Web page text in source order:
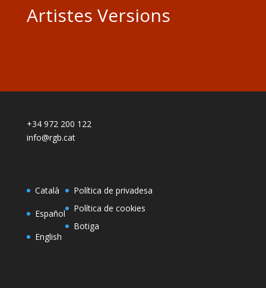
Artistes Versions
+34 972 200 122
info@rgb.cat
Català
Español
English
Política de privadesa
Política de cookies
Botiga